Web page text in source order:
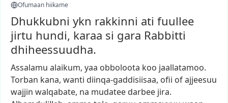
Ofumaan hiikame
Dhukkubni ykn rakkinni ati fuullee
jirtu hundi, karaa si gara Rabbitti
dhiheessuudha.
Assalamu alaikum, yaa obboloota koo jaallatamoo.
Torban kana, wanti diinqa-gaddisiisaa, ofii ofajjeesuu
wajjin walqabate, na mudatee darbee jira.